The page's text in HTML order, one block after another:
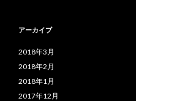
アーカイブ
2018年3月
2018年2月
2018年1月
2017年12月